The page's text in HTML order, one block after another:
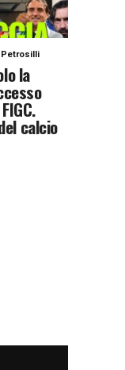
la
calcio